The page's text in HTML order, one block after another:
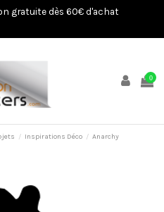
gratuite dès 60€ d'achat
0
Inspirations Déco Anarchy